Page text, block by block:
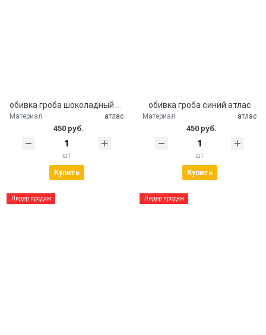
Материал атлас
450 руб.
шт
Купить
обивка гроба синий атлас
Материал атлас
450 руб.
шт
Купить
Лидер продаж Лидер продаж